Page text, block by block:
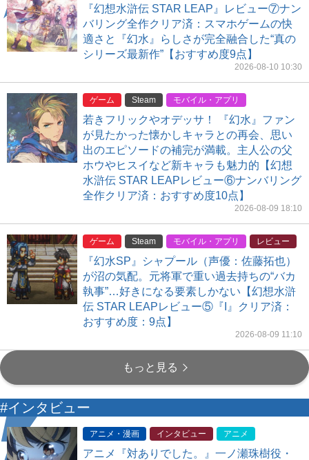
『幻想水滸伝 STAR LEAP』レビュー⑦ナン
バリング全作クリア済：スマホゲームの快
適さと『幻水』らしさが完全融合した“真の
シリーズ最新作”【おすすめ度9点】
2026-08-10 10:30
ゲーム Steam モバイル・アプリ
若きフリックやオデッサ！ 『幻水』ファン
が見たかった懐かしキャラとの再会、思い
出のエピソードの補完が満載。主人公の父
ホウやヒスイなど新キャラも魅力的【幻想
水滸伝 STAR LEAPレビュー⑥ナンバリング
全作クリア済：おすすめ度10点】
2026-08-09 18:10
ゲーム Steam モバイル・アプリ レビュー
『幻水SP』シャプール（声優：佐藤拓也）
が沼の気配。元将軍で重い過去持ちの“バカ
執事”…好きになる要素しかない【幻想水滸
伝 STAR LEAPレビュー⑤『I』クリア済：
おすすめ度：9点】
2026-08-09 11:10
もっと見る
#インタビュー
アニメ・漫画 インタビュー アニメ
アニメ『対ありでした。』一ノ瀬珠樹役・